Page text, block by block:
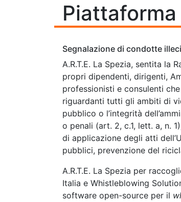
Segnalazione di condotte
A.R.T.E. La Spezia, sentita la
propri dipendenti, dirigenti,
professionisti e consulenti
riguardanti tutti gli ambiti di
pubblico o l’integrità
o penali (art. 2, c.1, lett. a, n.
di applicazione degli atti
pubblici, prevenzione del
A.R.T.E. La Spezia per
Italia e Whistleblowing
software open-source per il